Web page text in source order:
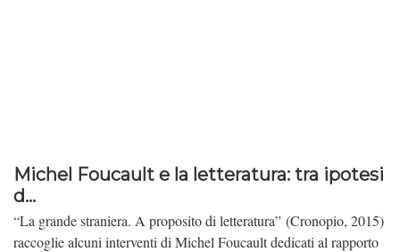
Michel Foucault e la letteratura: tra ipotesi
d...
“La grande straniera. A proposito di letteratura” (Cronopio, 2015)
raccoglie alcuni interventi di Michel Foucault dedicati al rapporto